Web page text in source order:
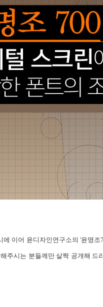
에 이어 윤디자인연구소의 '윤명
주시는 분들께만 살짝 공개해